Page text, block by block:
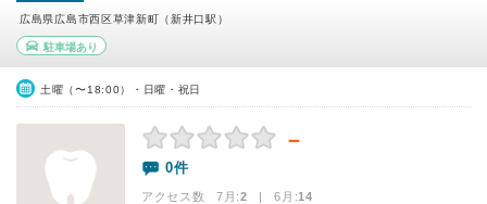
広島県広島市西区草津新町（新井口駅）
駐車場あり
土曜（〜18:00）・日曜・祝日
－
0件
アクセス数 7月:2 | 6月:14